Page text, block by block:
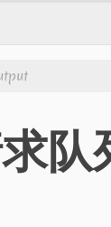
队